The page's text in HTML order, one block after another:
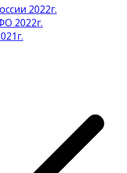
2022г.
2022г.